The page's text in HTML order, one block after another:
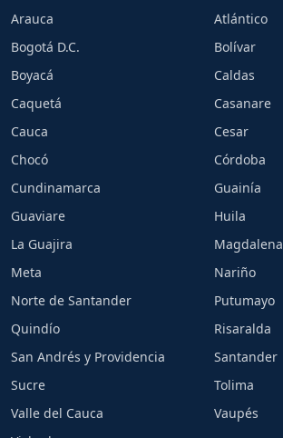
Arauca
Atlántico
Bogotá D.C.
Bolívar
Boyacá
Caldas
Caquetá
Casanare
Cauca
Cesar
Chocó
Córdoba
Cundinamarca
Guainía
Guaviare
Huila
La Guajira
Magdalena
Meta
Nariño
Norte de Santander
Putumayo
Quindío
Risaralda
San Andrés y Providencia
Santander
Sucre
Tolima
Valle del Cauca
Vaupés